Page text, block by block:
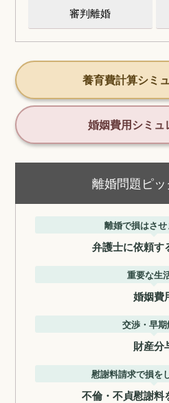
審判離婚
養育費計算シミ
婚姻費用シミュ
離婚問題ピ
離婚で損はさせ
弁護士に依頼す
重要な生
婚姻費
交渉・早
財産分
慰謝料請求で損を
不倫・不貞慰謝料